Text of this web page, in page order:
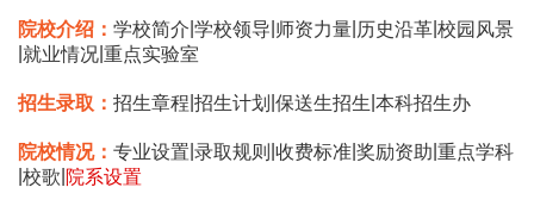
院校介绍： 学校简介 学校领导 师资力量 历史沿革 校园风景
就业情况 重点实验室
招生录取： 招生章程 招生计划 保送生招生 本科招生办
院校情况： 专业设置 录取规则 收费标准 奖励资助 重点学科
校歌 院系设置